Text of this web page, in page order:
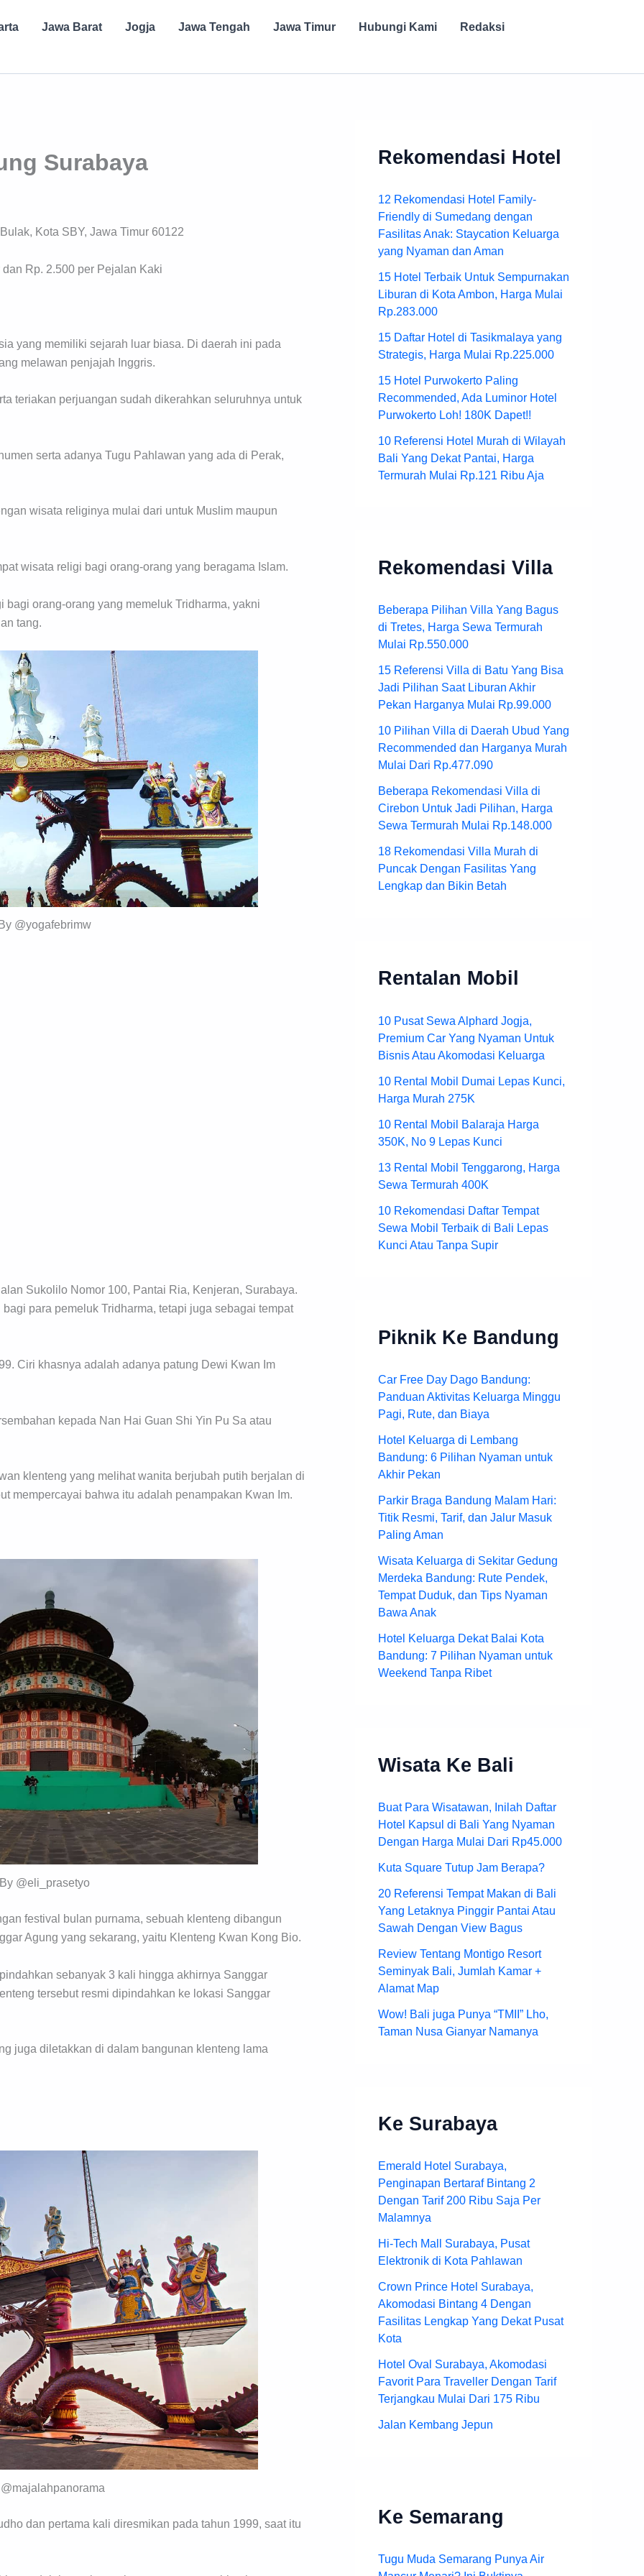
Jawa Barat Jogja Jawa Tengah Jawa Timur Hubungi Kami Redaksi
Surabaya
Kota SBY, Jawa Timur 60122
Rp. 2.500 per Pejalan Kaki
yang memiliki sejarah luar biasa. Di daerah ini pada
melawan penjajah Inggris.
teriakan perjuangan sudah dikerahkan seluruhnya untuk
serta adanya Tugu Pahlawan yang ada di Perak,
wisata religinya mulai dari untuk Muslim maupun
wisata religi bagi orang-orang yang beragama Islam.
orang-orang yang memeluk Tridharma, yakni
tang.
@yogafebrimw
Sukolilo Nomor 100, Pantai Ria, Kenjeran, Surabaya.
para pemeluk Tridharma, tetapi juga sebagai tempat
Ciri khasnya adalah adanya patung Dewi Kwan Im
kepada Nan Hai Guan Shi Yin Pu Sa atau
klenteng yang melihat wanita berjubah putih berjalan di
mempercayai bahwa itu adalah penampakan Kwan Im.
@eli_prasetyo
festival bulan purnama, sebuah klenteng dibangun
Agung yang sekarang, yaitu Klenteng Kwan Kong Bio.
sebanyak 3 kali hingga akhirnya Sanggar
tersebut resmi dipindahkan ke lokasi Sanggar
juga diletakkan di dalam bangunan klenteng lama
dan pertama kali diresmikan pada tahun 1999, saat itu
Rekomendasi Hotel
12 Rekomendasi Hotel Family-
Friendly di Sumedang dengan
Fasilitas Anak: Staycation Keluarga
yang Nyaman dan Aman
15 Hotel Terbaik Untuk Sempurnakan
Liburan di Kota Ambon, Harga Mulai
Rp.283.000
15 Daftar Hotel di Tasikmalaya yang
Strategis, Harga Mulai Rp.225.000
15 Hotel Purwokerto Paling
Recommended, Ada Luminor Hotel
Purwokerto Loh! 180K Dapet!!
10 Referensi Hotel Murah di Wilayah
Bali Yang Dekat Pantai, Harga
Termurah Mulai Rp.121 Ribu Aja
Rekomendasi Villa
Beberapa Pilihan Villa Yang Bagus
di Tretes, Harga Sewa Termurah
Mulai Rp.550.000
15 Referensi Villa di Batu Yang Bisa
Jadi Pilihan Saat Liburan Akhir
Pekan Harganya Mulai Rp.99.000
10 Pilihan Villa di Daerah Ubud Yang
Recommended dan Harganya Murah
Mulai Dari Rp.477.090
Beberapa Rekomendasi Villa di
Cirebon Untuk Jadi Pilihan, Harga
Sewa Termurah Mulai Rp.148.000
18 Rekomendasi Villa Murah di
Puncak Dengan Fasilitas Yang
Lengkap dan Bikin Betah
Rentalan Mobil
10 Pusat Sewa Alphard Jogja,
Premium Car Yang Nyaman Untuk
Bisnis Atau Akomodasi Keluarga
10 Rental Mobil Dumai Lepas Kunci,
Harga Murah 275K
10 Rental Mobil Balaraja Harga
350K, No 9 Lepas Kunci
13 Rental Mobil Tenggarong, Harga
Sewa Termurah 400K
10 Rekomendasi Daftar Tempat
Sewa Mobil Terbaik di Bali Lepas
Kunci Atau Tanpa Supir
Piknik Ke Bandung
Car Free Day Dago Bandung:
Panduan Aktivitas Keluarga Minggu
Pagi, Rute, dan Biaya
Hotel Keluarga di Lembang
Bandung: 6 Pilihan Nyaman untuk
Akhir Pekan
Parkir Braga Bandung Malam Hari:
Titik Resmi, Tarif, dan Jalur Masuk
Paling Aman
Wisata Keluarga di Sekitar Gedung
Merdeka Bandung: Rute Pendek,
Tempat Duduk, dan Tips Nyaman
Bawa Anak
Hotel Keluarga Dekat Balai Kota
Bandung: 7 Pilihan Nyaman untuk
Weekend Tanpa Ribet
Wisata Ke Bali
Buat Para Wisatawan, Inilah Daftar
Hotel Kapsul di Bali Yang Nyaman
Dengan Harga Mulai Dari Rp45.000
Kuta Square Tutup Jam Berapa?
20 Referensi Tempat Makan di Bali
Yang Letaknya Pinggir Pantai Atau
Sawah Dengan View Bagus
Review Tentang Montigo Resort
Seminyak Bali, Jumlah Kamar +
Alamat Map
Wow! Bali juga Punya “TMII” Lho,
Taman Nusa Gianyar Namanya
Ke Surabaya
Emerald Hotel Surabaya,
Penginapan Bertaraf Bintang 2
Dengan Tarif 200 Ribu Saja Per
Malamnya
Hi-Tech Mall Surabaya, Pusat
Elektronik di Kota Pahlawan
Crown Prince Hotel Surabaya,
Akomodasi Bintang 4 Dengan
Fasilitas Lengkap Yang Dekat Pusat
Kota
Hotel Oval Surabaya, Akomodasi
Favorit Para Traveller Dengan Tarif
Terjangkau Mulai Dari 175 Ribu
Jalan Kembang Jepun
Ke Semarang
Tugu Muda Semarang Punya Air